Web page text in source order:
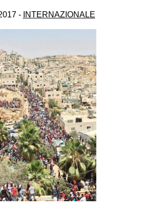
ARTE
MANIFESTI
MUSICA
RECENSIONI
AFRICA
AMERICHE
ORIENTE
EUROPA
MEDIO ORIENTE
- INTERNAZIONALE